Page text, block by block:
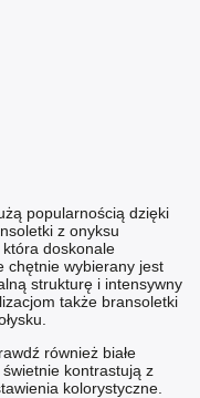
popularnością dzięki
z onyksu
doskonale
chętnie wybierany jest
strukturę i intensywny
także bransoletki
również białe
świetnie kontrastują z
kolorystyczne.